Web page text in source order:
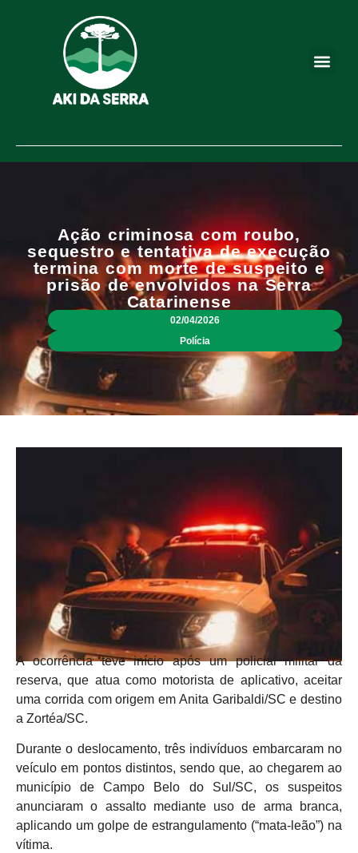
Ação criminosa com roubo,
sequestro e tentativa de execução
termina com morte de suspeito e
prisão de envolvidos na Serra
Catarinense
02/04/2026
Polícia
A ocorrência teve início após um policial militar da
reserva, que atua como motorista de aplicativo, aceitar
uma corrida com origem em Anita Garibaldi/SC e destino
a Zortéa/SC.
Durante o deslocamento, três indivíduos embarcaram no
veículo em pontos distintos, sendo que, ao chegarem ao
município de Campo Belo do Sul/SC, os suspeitos
anunciaram o assalto mediante uso de arma branca,
aplicando um golpe de estrangulamento (“mata-leão”) na
vítima.